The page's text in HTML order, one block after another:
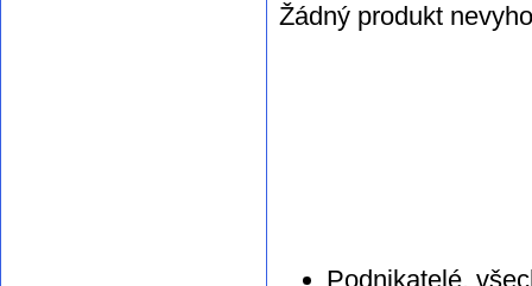
Žádný produkt
Podnikatelé,